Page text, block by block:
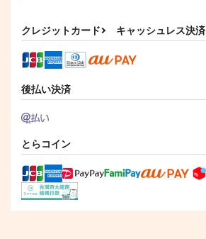
クレジットカード キャッシュレス決済
後払い決済
とらコイン